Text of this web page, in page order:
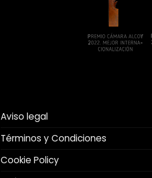
Aviso legal
Términos y Condiciones
Cookie Policy